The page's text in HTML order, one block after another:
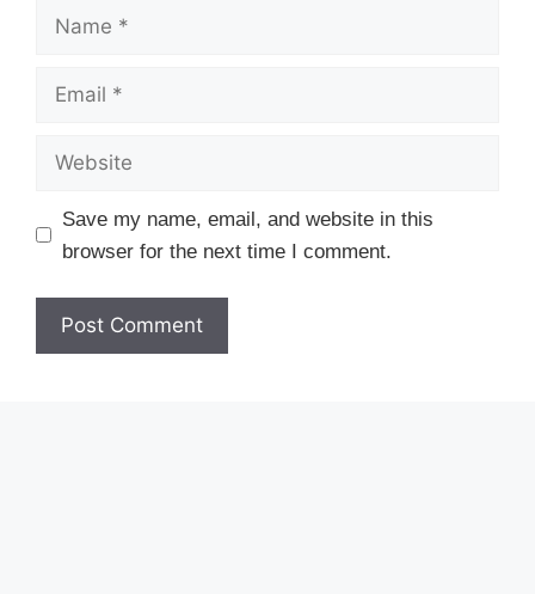
Name
Email
Website
Save my name, email, and website in this
browser for the next time I comment.